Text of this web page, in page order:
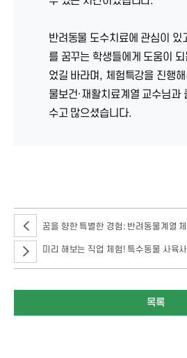
반려동물 도수치료에 관심이 있
를 꿈꾸는 학생들에게 도움이 되
었길 바라며, 체험특강을 진행
물보건·재활치료계열 교수님과
수고 많으셨습니다.
꿈을 향한 특별한 경험: 반려동물계열
목록